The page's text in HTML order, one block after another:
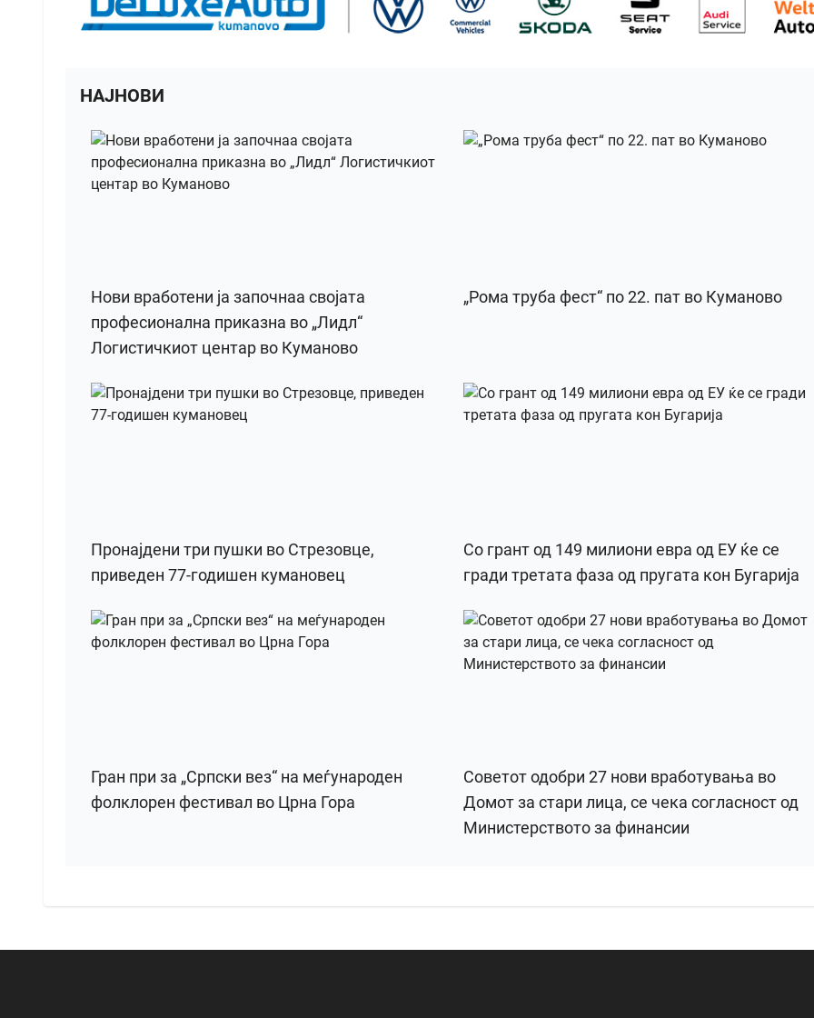
НАЈНОВИ
Нови вработени ја започнаа својата
професионална приказна во „Лидл“
Логистичкиот центар во Куманово
„Рома труба фест“ по 22. пат во Куманово
Пронајдени три пушки во Стрезовце,
приведен 77-годишен кумановец
Со грант од 149 милиони евра од ЕУ ќе се
гради третата фаза од пругата кон Бугарија
Гран при за „Српски вез“ на меѓународен
фолклорен фестивал во Црна Гора
Советот одобри 27 нови вработувања во
Домот за стари лица, се чека согласност од
Министерството за финансии